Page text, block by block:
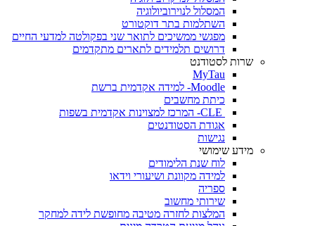
המסלול לנוירוביולוגיה
השתלמות בתר דוקטורט
מפגשי ממשיכים לתואר שני בפקולטה למדעי החיים
דרושים תלמידים לתארים מתקדמים
שרות לסטודנט
MyTau
Moodle- למידה אקדמית ברשת
כיתת מחשבים
אגודת הסטודנטים
נגישות
מידע שימושי
לוח שנת הלימודים
למידה מקוונת ושיעורי וידאו
ספריה
שירותי מחשוב
המלצות לחזרה מטיבה מחופשת לידה למחקר